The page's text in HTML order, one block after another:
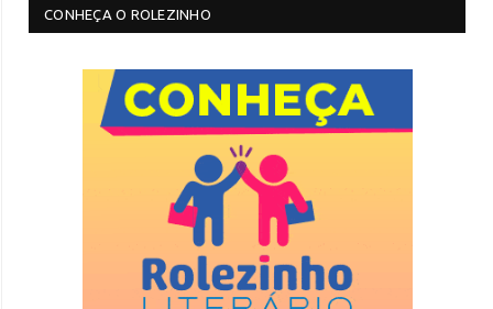
CONHEÇA O ROLEZINHO